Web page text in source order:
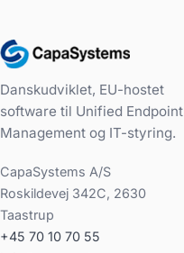
Danskudviklet, EU-hostet
software til Unified Endpoint
Management og IT-styring.
CapaSystems A/S
Roskildevej 342C, 2630
Taastrup
+45 70 10 70 55